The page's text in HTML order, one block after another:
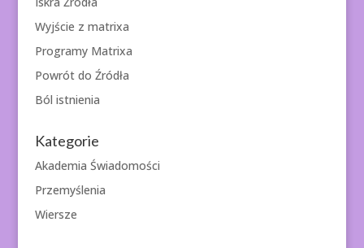
Wyjście z matrixa
Programy Matrixa
Powrót do Źródła
Ból istnienia
Kategorie
Akademia Świadomości
Przemyślenia
Wiersze